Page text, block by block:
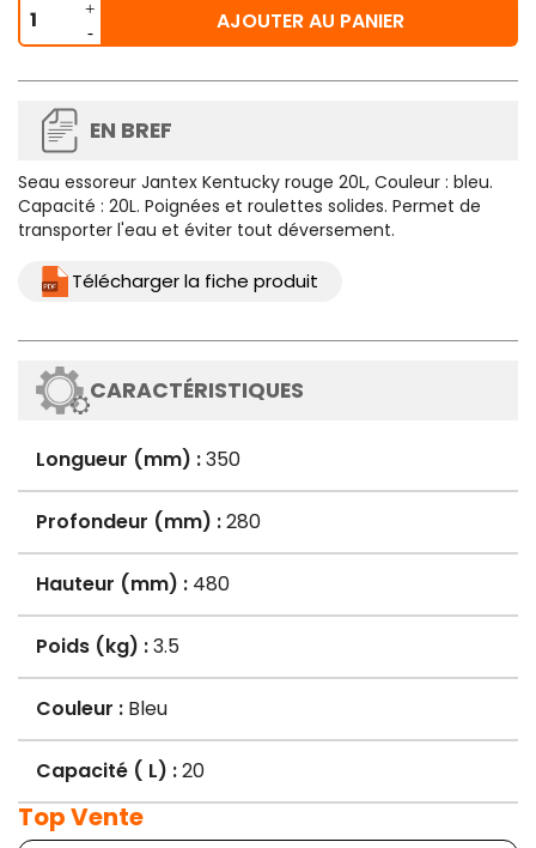
AJOUTER AU PANIER
EN BREF
Seau essoreur Jantex Kentucky rouge 20L, Couleur : bleu.
Capacité : 20L. Poignées et roulettes solides. Permet de
transporter l'eau et éviter tout déversement.
Télécharger la fiche produit
CARACTÉRISTIQUES
Longueur (mm) :350
Profondeur (mm) :280
Hauteur (mm) : 480
Poids (kg) :3.5
Couleur : Bleu
Capacité ( L) :20
Top Vente